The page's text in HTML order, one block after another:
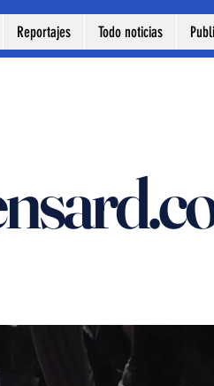
Reportajes Todo noticias